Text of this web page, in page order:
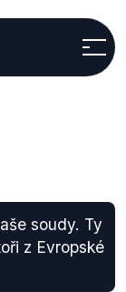
soudy. Ty
z Evropské